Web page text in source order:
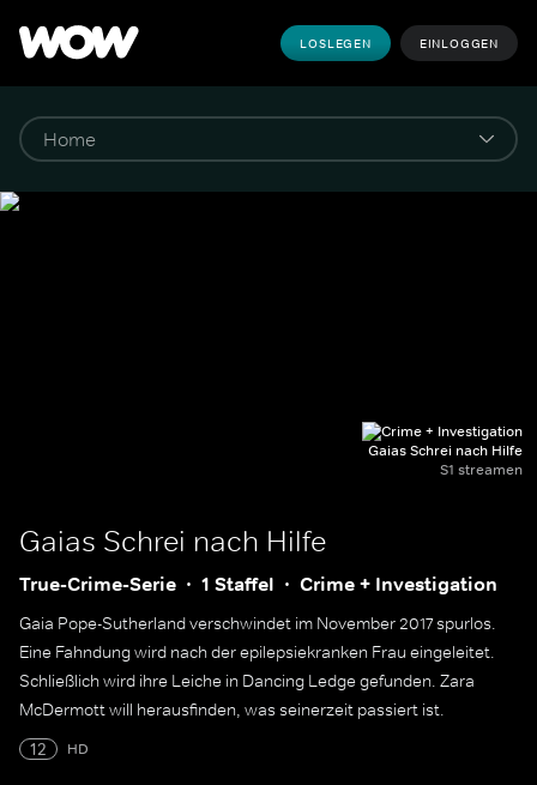
LOSLEGEN EINLOGGEN
Gaias Schrei nach Hilfe
S1 streamen
Gaias Schrei nach Hilfe
True-Crime-Serie 1 Staffel Crime + Investigation
Gaia Pope-Sutherland verschwindet im November 2017 spurlos.
Eine Fahndung wird nach der epilepsiekranken Frau eingeleitet.
Schließlich wird ihre Leiche in Dancing Ledge gefunden. Zara
McDermott will herausfinden, was seinerzeit passiert ist.
12
HD